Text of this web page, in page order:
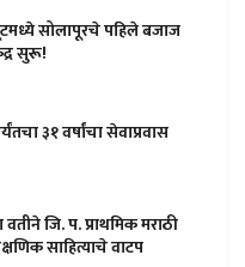
सोलापूरचे पहिले बजाज
सुरू!
३१ वर्षांचा सेवाप्रवास
जि. प. प्राथमिक मराठी
साहित्याचे वाटप